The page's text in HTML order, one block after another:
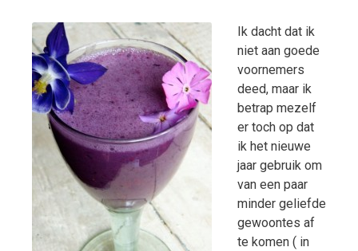
Ik dacht dat ik
niet aan goede
voornemers
deed, maar ik
betrap mezelf
er toch op dat
ik het nieuwe
jaar gebruik om
van een paar
minder geliefde
gewoontes af
te komen ( in